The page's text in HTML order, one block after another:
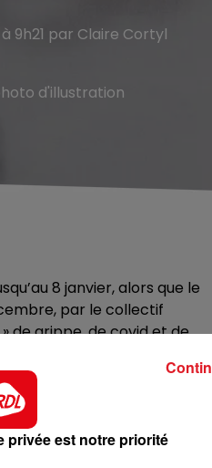
9h21 par Claire Cortyl
d'illustration
8 janvier, alors que le
par le collectif
de grippe, de covid et de
consultations, de 25 à 50
privée est notre priorité